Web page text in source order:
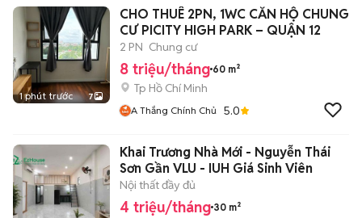
1 phút trước 7
CHO THUÊ 2PN, 1WC CĂN HỘ CHUNG
CƯ PICITY HIGH PARK – QUẬN 12
2 PN Chung cư
8 triệu/tháng 60 m²
Tp Hồ Chí Minh
A Thắng Chính Chủ 5.0
Khai Trương Nhà Mới - Nguyễn Thái
Sơn Gần VLU - IUH Giá Sinh Viên
Nội thất đầy đủ
4 triệu/tháng 30 m²